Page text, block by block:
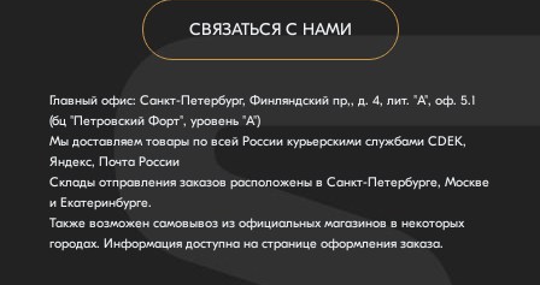
СВЯЗАТЬСЯ С НАМИ
Главный офис: Санкт-Петербург, Финляндский пр,, д. 4, лит. "А", оф. 5.1
(бц "Петровский Форт", уровень "А")
Мы доставляем товары по всей России курьерскими службами CDEK,
Яндекс, Почта России
Склады отправления заказов расположены в Санкт-Петербурге, Москве
и Екатеринбурге.
Также возможен самовывоз из официальных магазинов в некоторых
городах. Информация доступна на странице оформления заказа.